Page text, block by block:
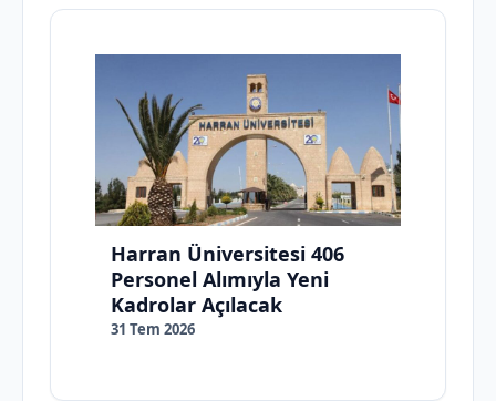
Harran Üniversitesi 406
Personel Alımıyla Yeni
Kadrolar Açılacak
31 Tem 2026